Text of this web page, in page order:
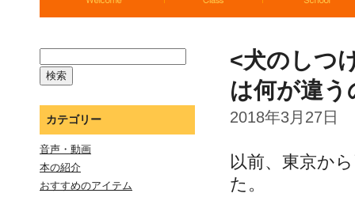
カテゴリー
音声・動画
本の紹介
おすすめのアイテム
<犬のしつ
は何が違う
2018年3月27日
以前、東京か
た。